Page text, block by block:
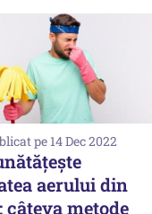
pe 14 Dec 2022
aerului din
câteva metode